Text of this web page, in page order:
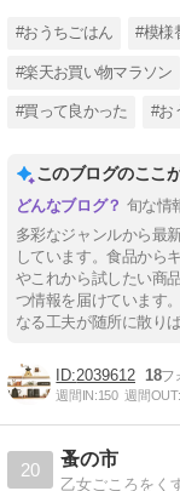
#おうちごはん #模様
#楽天お買い物マラソン
#買って良かった #お
このブログのここ
旬な情
多彩なジャンルから最
しています。食品から
やこれから試したい商
つ情報を届けています
なる工夫が随所に散り
2039612 18
週間IN:150 週間OUT:
20
蚤の市